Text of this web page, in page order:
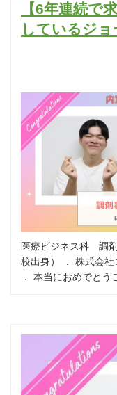
【6年連続で
しているジョ
医療ビジネス科 調
校出身） ． 株式会社
． 本当におめでとう